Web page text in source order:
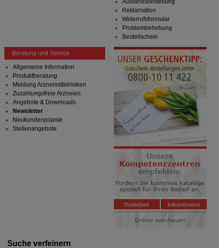
Suche verfeinern
Reklamation
Widerrufsformular
Problembehebung
Bestellschein
Beratung und Service
Allgemeine Information
Produktberatung
Meldung Arzneimittelrisiken
Zuzahlungsfreie Arzneien
Angebote & Downloads
Newsletter
Neukundenprämie
Stellenangebote